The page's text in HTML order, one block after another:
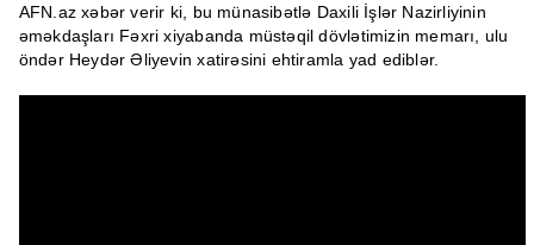
AFN.az xəbər verir ki, bu münasibətlə Daxili İşlər Nazirliyinin
əməkdaşları Fəxri xiyabanda müstəqil dövlətimizin memarı, ulu
öndər Heydər Əliyevin xatirəsini ehtiramla yad ediblər.